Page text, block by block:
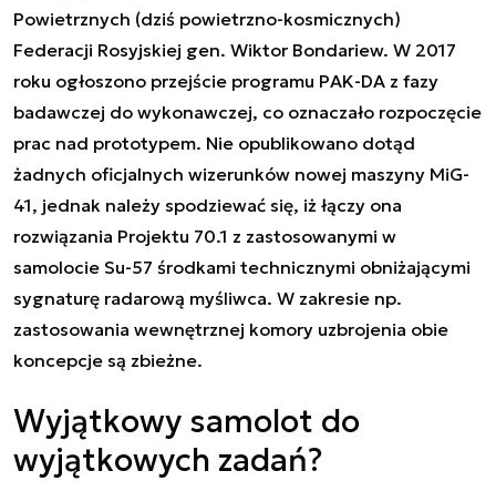
Powietrznych (dziś powietrzno-kosmicznych)
Federacji Rosyjskiej gen. Wiktor Bondariew. W 2017
roku ogłoszono przejście programu PAK-DA z fazy
badawczej do wykonawczej, co oznaczało rozpoczęcie
prac nad prototypem. Nie opublikowano dotąd
żadnych oficjalnych wizerunków nowej maszyny MiG-
41, jednak należy spodziewać się, iż łączy ona
rozwiązania Projektu 70.1 z zastosowanymi w
samolocie Su-57 środkami technicznymi obniżającymi
sygnaturę radarową myśliwca. W zakresie np.
zastosowania wewnętrznej komory uzbrojenia obie
koncepcje są zbieżne.
Wyjątkowy samolot do
wyjątkowych zadań?